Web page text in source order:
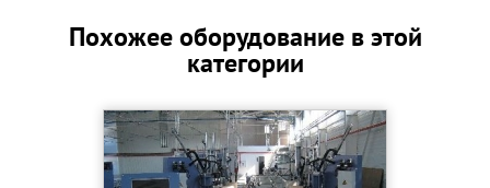
Макс высота компонента: 10 мм
Питателей в летах: 8 , 12, 16, 24, 32, 44, 56, 72, 88 мм
для поддонов
Mин. размер Печатной платы: 50 x 50 x 0.4 мм
Макс. размер Печатной платы: 680 x 460 x 5.0 мм (750 х 460 х
5.0 мм - Опция)
Похожее оборудование в этой
категории